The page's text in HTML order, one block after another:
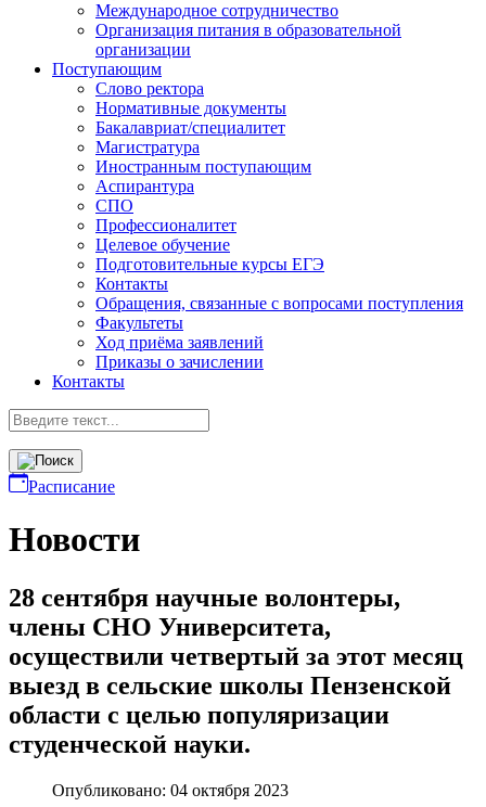
Международное сотрудничество
Организация питания в образовательной
организации
Поступающим
Слово ректора
Нормативные документы
Бакалавриат/специалитет
Магистратура
Иностранным поступающим
Аспирантура
СПО
Профессионалитет
Целевое обучение
Подготовительные курсы ЕГЭ
Контакты
Обращения, связанные с вопросами поступления
Факультеты
Ход приёма заявлений
Приказы о зачислении
Контакты
Расписание
Новости
28 сентября научные волонтеры,
члены СНО Университета,
осуществили четвертый за этот месяц
выезд в сельские школы Пензенской
области с целью популяризации
студенческой науки.
Опубликовано: 04 октября 2023